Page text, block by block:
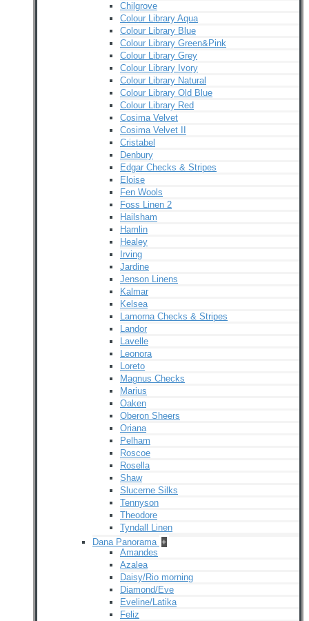
Chilgrove
Colour Library Aqua
Colour Library Blue
Colour Library Green&Pink
Colour Library Grey
Colour Library Ivory
Colour Library Natural
Colour Library Old Blue
Colour Library Red
Cosima Velvet
Cosima Velvet II
Cristabel
Denbury
Edgar Checks & Stripes
Eloise
Fen Wools
Foss Linen 2
Hailsham
Hamlin
Healey
Irving
Jardine
Jenson Linens
Kalmar
Kelsea
Lamorna Checks & Stripes
Landor
Lavelle
Leonora
Loreto
Magnus Checks
Marius
Oaken
Oberon Sheers
Oriana
Pelham
Roscoe
Rosella
Shaw
Slucerne Silks
Tennyson
Theodore
Tyndall Linen
Dana Panorama +
Amandes
Azalea
Daisy/Rio morning
Diamond/Eve
Eveline/Latika
Feliz